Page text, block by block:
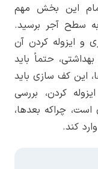
این بخش مهم
سطح آجر برسید.
و ایزوله کردن آن
حتماً باید
این کف سازی باید
کردن، بررسی
چراکه بعدها،
کند.